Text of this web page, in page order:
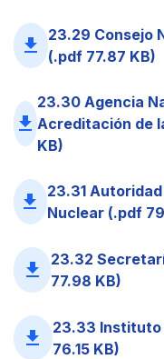
file_download
23.29 Consejo
(.pdf 77.87 KB)
file_download
23.30 Agencia
Acreditación de
KB)
file_download
23.31
Nuclear (.pdf
file_download
23.32
77.98 KB)
file_download
23.33 Instituto
76.15 KB)